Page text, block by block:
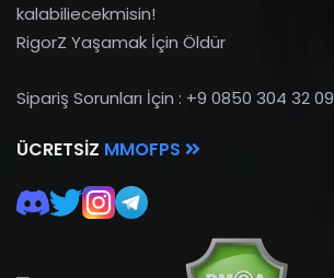
kalabiliecekmisin!
RigorZ Yaşamak İçin Öldür
Sipariş Sorunları İçin : +9 0850 304 32 09
ÜCRETSIZ MMOFPS